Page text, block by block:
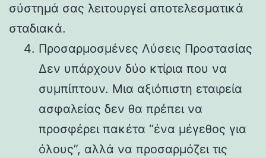
σύστημά σας λειτουργεί αποτελεσματικά
σταδιακά.
Προσαρμοσμένες Λύσεις Προστασίας
Δεν υπάρχουν δύο κτίρια που να
συμπίπτουν. Μια αξιόπιστη εταιρεία
ασφαλείας δεν θα πρέπει να
προσφέρει πακέτα “ένα μέγεθος για
όλους”, αλλά να προσαρμόζει τις